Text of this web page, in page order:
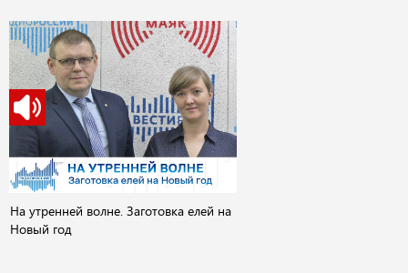
На утренней волне. Заготовка елей на
Новый год